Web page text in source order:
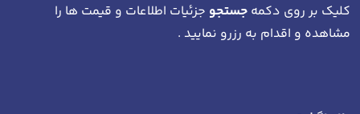
کلیک بر روی دکمه جستجو جزئیات اطلاعات و قیمت ها را
مشاهده و اقدام به رزرو نمایید .